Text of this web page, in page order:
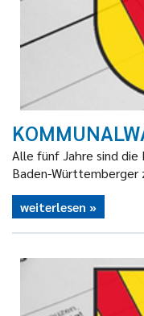
Alle fünf Jahre sind die
Baden-Württemberger
weiterlesen